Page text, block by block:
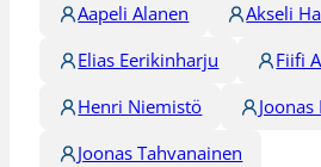
Aapeli Alanen
Akseli
Elias Eerikinharju
Fiifi
Henri Niemistö
Joonas
Joonas Tahvanainen